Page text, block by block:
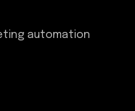
automation